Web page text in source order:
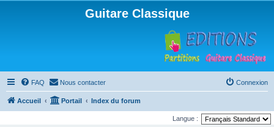
Guitare Classique
FAQ Nous contacter Connexion
Accueil Portail Index du forum
Langue :